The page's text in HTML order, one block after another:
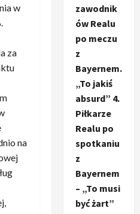
w
za
na
zawodnik
ów Realu
po meczu
z
Bayernem.
„To jakiś
absurd” 4.
Piłkarze
Realu po
spotkaniu
z
Bayernem
– „To musi
być żart”